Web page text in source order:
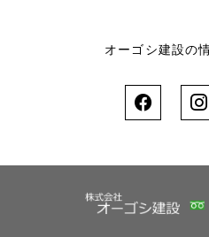
オーゴシ建設の